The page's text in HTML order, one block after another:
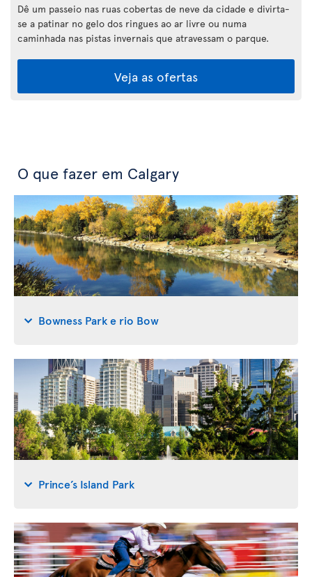
Dê um passeio nas ruas cobertas de neve da cidade e divirta-
se a patinar no gelo dos ringues ao ar livre ou numa
caminhada nas pistas invernais que atravessam o parque.
Veja as ofertas
O que fazer em Calgary
Bowness Park e rio Bow
Prince’s Island Park